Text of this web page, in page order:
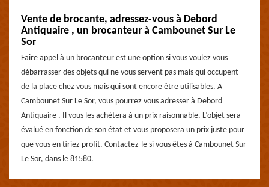
Vente de brocante, adressez-vous à Debord
Antiquaire , un brocanteur à Cambounet Sur Le
Sor
Faire appel à un brocanteur est une option si vous voulez vous
débarrasser des objets qui ne vous servent pas mais qui occupent
de la place chez vous mais qui sont encore être utilisables. A
Cambounet Sur Le Sor, vous pourrez vous adresser à Debord
Antiquaire . Il vous les achètera à un prix raisonnable. L’objet sera
évalué en fonction de son état et vous proposera un prix juste pour
que vous en tiriez profit. Contactez-le si vous êtes à Cambounet Sur
Le Sor, dans le 81580.